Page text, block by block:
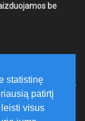
be
nutiesti
tinklai
statistinę
patirtį
visus